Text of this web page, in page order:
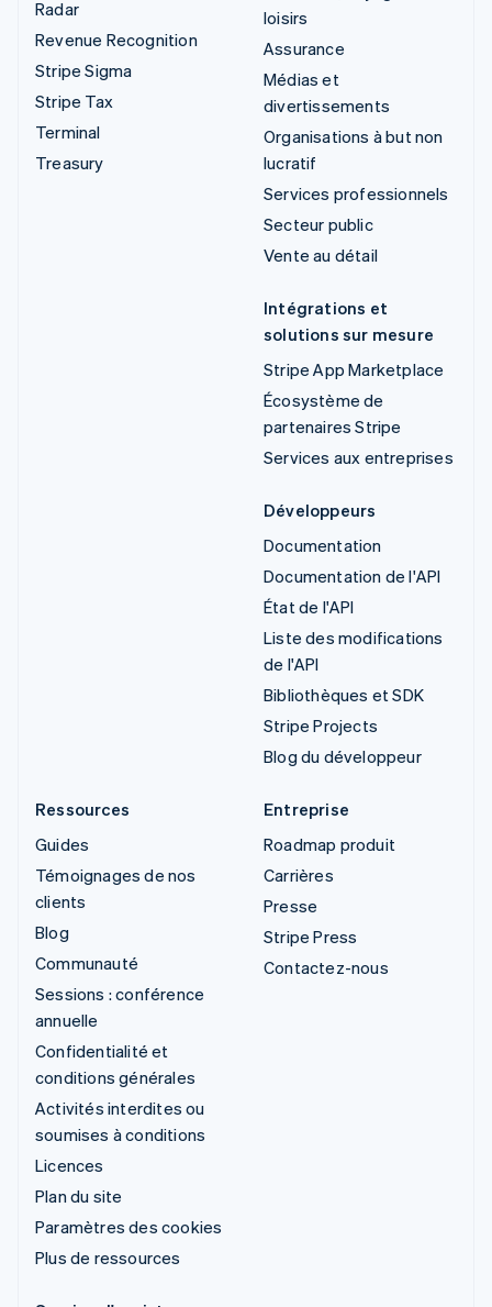
Radar
Revenue Recognition
Stripe Sigma
Stripe Tax
Terminal
Treasury
loisirs
Assurance
Médias et
divertissements
Organisations à but non
lucratif
Services professionnels
Secteur public
Vente au détail
Intégrations et
solutions sur mesure
Stripe App Marketplace
Écosystème de
partenaires Stripe
Services aux entreprises
Développeurs
Documentation
Documentation de l'API
État de l'API
Liste des modifications
de l'API
Bibliothèques et SDK
Stripe Projects
Blog du développeur
Ressources
Guides
Témoignages de nos
clients
Blog
Communauté
Sessions : conférence
annuelle
Confidentialité et
conditions générales
Activités interdites ou
soumises à conditions
Licences
Plan du site
Paramètres des cookies
Plus de ressources
Entreprise
Roadmap produit
Carrières
Presse
Stripe Press
Contactez-nous